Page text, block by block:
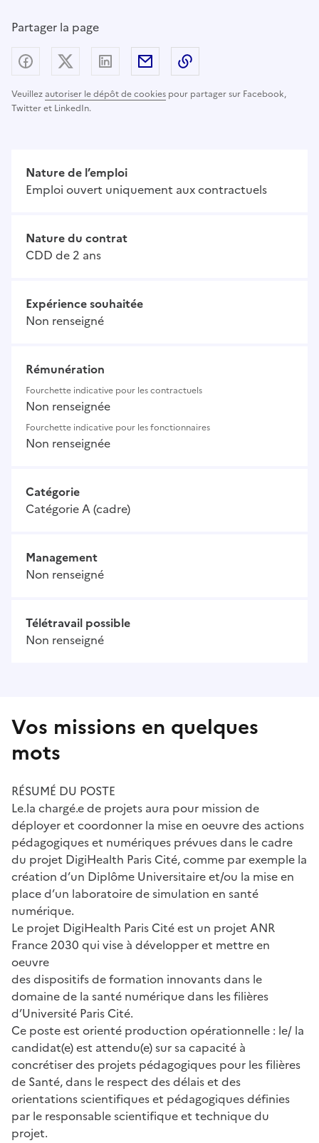
Partager la page
Veuillezautoriser le dépôt de cookies pour partager sur Facebook,
Twitter et LinkedIn.
Partager sur Facebook
Partager sur X (anciennement Twitter) -
Partager sur LinkedIn
Partager par email
Nature de l’emploi
Emploi ouvert uniquement aux contractuels
Nature du contrat
CDD de 2 ans
Expérience souhaitée
Non renseigné
Rémunération
Fourchette indicative pour les contractuels
Non renseignée
Fourchette indicative pour les fonctionnaires
Non renseignée
Catégorie
Catégorie A (cadre)
Management
Non renseigné
Télétravail possible
Non renseigné
Vos missions en quelques
mots
RÉSUMÉ DU POSTE
Le.la chargé.e de projets aura pour mission de
déployer et coordonner la mise en oeuvre des actions
pédagogiques et numériques prévues dans le cadre
du projet DigiHealth Paris Cité, comme par exemple la
création d’un Diplôme Universitaire et/ou la mise en
place d’un laboratoire de simulation en santé
numérique.
Le projet DigiHealth Paris Cité est un projet ANR
France 2030 qui vise à développer et mettre en
oeuvre
des dispositifs de formation innovants dans le
domaine de la santé numérique dans les filières
d’Université Paris Cité.
Ce poste est orienté production opérationnelle : le/ la
candidat(e) est attendu(e) sur sa capacité à
concrétiser des projets pédagogiques pour les filières
de Santé, dans le respect des délais et des
orientations scientifiques et pédagogiques définies
par le responsable scientifique et technique du
projet.